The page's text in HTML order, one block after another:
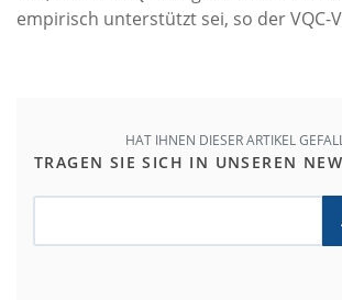
empirisch unterstützt sei, so der VQC-
HAT IHNEN DIESER ARTIKEL
TRAGEN SIE SICH IN UNSEREN